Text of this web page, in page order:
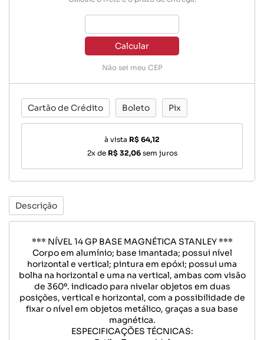
Calcular
Não sei meu CEP
Cartão de Crédito Boleto Pix
à vista R$ 64,12
2x de R$ 32,06sem juros
Descrição
*** NÍVEL 14 GP BASE MAGNÉTICA STANLEY ***
Corpo em alumínio; base imantada; possui nível
horizontal e vertical; pintura em epóxi; possui uma
bolha na horizontal e uma na vertical, ambas com visão
de 360º. indicado para nivelar objetos em duas
posições, vertical e horizontal, com a possibilidade de
fixar o nível em objetos metálico, graças a sua base
magnética.
ESPECIFICAÇÕES TÉCNICAS: